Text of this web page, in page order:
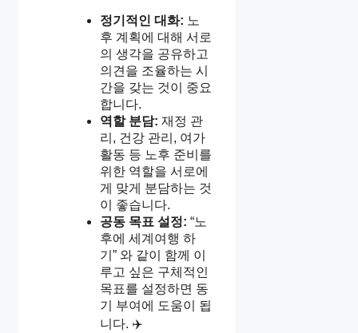
정기적인 대화: 노
후 계획에 대해 서로
의 생각을 공유하고
의견을 조율하는 시
간을 갖는 것이 중요
합니다.
역할 분담: 재정 관
리, 건강 관리, 여가
활동 등 노후 준비를
위한 역할을 서로에
게 맞게 분담하는 것
이 좋습니다.
공동 목표 설정: “노
후에 세계여행 하
기” 와 같이 함께 이
루고 싶은 구체적인
목표를 설정하면 동
기 부여에 도움이 됩
니다. ✈️